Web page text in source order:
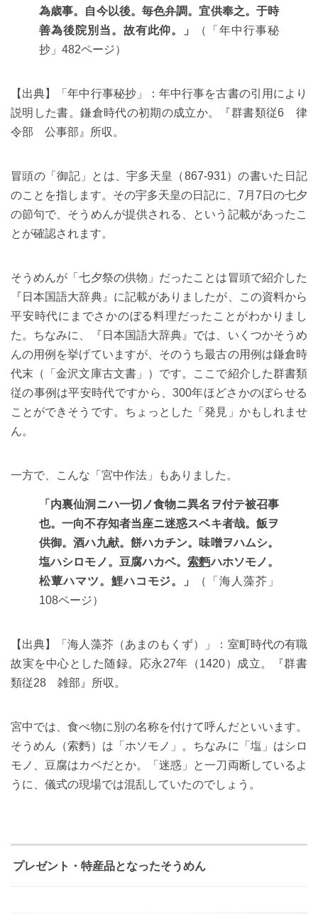
為歳事。自今以後。毎色弁調。宜供奉之。于時
善為後院別当。故有此仰。」
（「年中行事秘
抄」482ページ）
【出典】「年中行事秘抄」：年中行事を古書の引用により
説明した書。鎌倉時代の初期の成立か。『群書類従6 律
令部 公事部』所収。
冒頭の「御記」とは、宇多天皇（867-931）の書いた日記
のことを指します。その宇多天皇の日記に、7月7日の七夕
の節句で、そうめんが提供される、という記載があったこ
とが確認されます。
そうめんが「七夕祭の供物」だったことは冒頭で紹介した
『日本国語大辞典』に記載がありましたが、この資料から
平安時代にまでさかのぼる料理だったことがわかりまし
た。ちなみに、『日本国語大辞典』では、いくつかそうめ
んの用例を挙げていますが、そのうち最古の用例は鎌倉時
代末（「金沢文庫古文書」）です。ここで紹介した群書類
従の事例は平安時代ですから、300年ほどさかのぼらせる
ことができそうです。ちょっとした「発見」かもしれませ
ん。
一方で、こんな「宮中作法」もありました。
「内裏仙洞ニハ一切ノ食物ニ異名ヲ付テ被召事
也。一向不存知者当座ニ迷惑スベキ者哉。飯ヲ
供御。酒ハ九献。餅ハカチン。味噌ヲハムシ。
塩ハシロモノ。豆腐ハカベ。索麪ハホソモノ。
松蕈ハマツ。鯉ハコモジ。」
（「海人藻芥」
108ページ）
【出典】「海人藻芥（あまのもくず）」：室町時代の有職
故実を中心とした随録。応永27年（1420）成立。『群書
類従28 雑部』所収。
宮中では、食べ物に別の名称を付けて呼んだといいます。
そうめん（索麪）は「ホソモノ」。ちなみに「塩」はシロ
モノ、豆腐はカベだとか。「迷惑」と一刀両断しているよ
うに、儀式の現場では混乱していたのでしょう。
プレゼント・特産品となったそうめん